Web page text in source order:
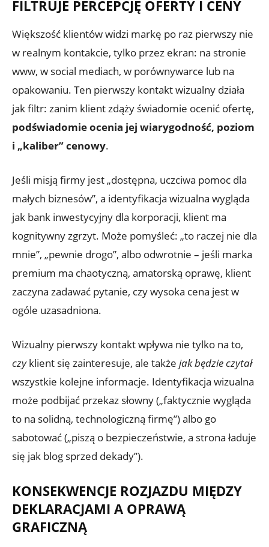
FILTRUJE PERCEPCJĘ OFERTY I CENY
Większość klientów widzi markę po raz pierwszy nie
w realnym kontakcie, tylko przez ekran: na stronie
www, w social mediach, w porównywarce lub na
opakowaniu. Ten pierwszy kontakt wizualny działa
jak filtr: zanim klient zdąży świadomie ocenić ofertę,
podświadomie ocenia jej wiarygodność, poziom
i „kaliber” cenowy.
Jeśli misją firmy jest „dostępna, uczciwa pomoc dla
małych biznesów”, a identyfikacja wizualna wygląda
jak bank inwestycyjny dla korporacji, klient ma
kognitywny zgrzyt. Może pomyśleć: „to raczej nie dla
mnie”, „pewnie drogo”, albo odwrotnie – jeśli marka
premium ma chaotyczną, amatorską oprawę, klient
zaczyna zadawać pytanie, czy wysoka cena jest w
ogóle uzasadniona.
Wizualny pierwszy kontakt wpływa nie tylko na to,
czyklient się zainteresuje, ale także jak będzie czytał
wszystkie kolejne informacje. Identyfikacja wizualna
może podbijać przekaz słowny („faktycznie wygląda
to na solidną, technologiczną firmę”) albo go
sabotować („piszą o bezpieczeństwie, a strona ładuje
się jak blog sprzed dekady”).
KONSEKWENCJE ROZJAZDU MIĘDZY
DEKLARACJAMI A OPRAWĄ
GRAFICZNĄ